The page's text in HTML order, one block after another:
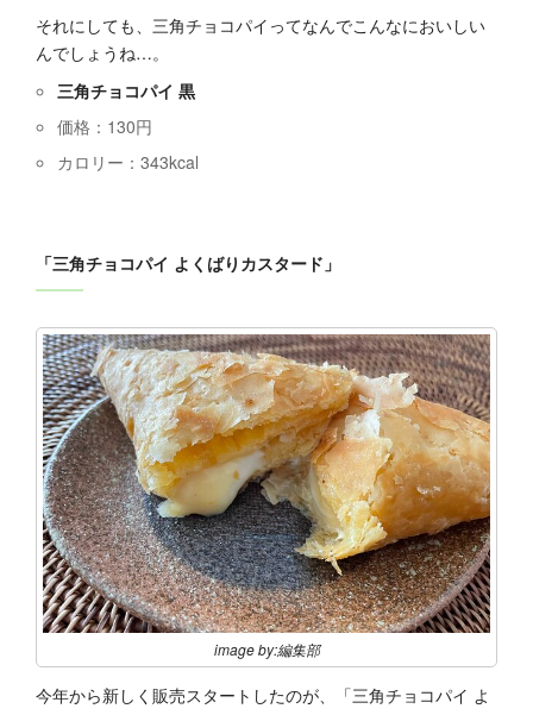
それにしても、三角チョコパイってなんでこんなにおいしい
んでしょうね…。
三角チョコパイ 黒
価格：130円
カロリー：343kcal
「三角チョコパイ よくばりカスタード」
image by:編集部
今年から新しく販売スタートしたのが、「三角チョコパイ よ